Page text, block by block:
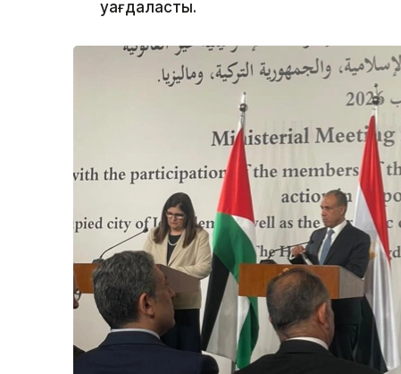
уағдаласты.